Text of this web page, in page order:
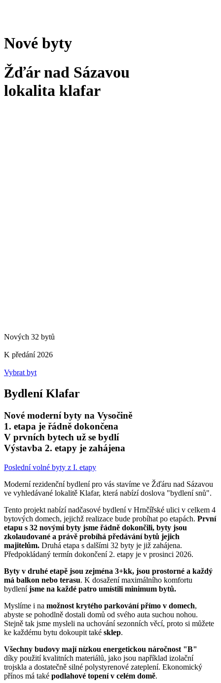
Nové byty
Žďár nad Sázavou
lokalita klafar
Nových 32 bytů
K předání 2026
Vybrat byt
Bydlení Klafar
Nové moderní byty na Vysočině
1. etapa je řádně dokončena
V prvních bytech už se bydlí
Výstavba 2. etapy je zahájena
Poslední volné byty z I. etapy
Moderní rezidenční bydlení pro vás stavíme ve Žďáru nad Sázavou
ve vyhledávané lokalitě Klafar, která nabízí doslova "bydlení snů".
Tento projekt nabízí nadčasové bydlení v Hrnčířské ulici v celkem 4
bytových domech, jejichž realizace bude probíhat po etapách. První
etapu s 32 novými byty jsme řádně dokončili, byty jsou
zkolaudované a právě probíhá předávání bytů jejich
majitelům. Druhá etapa s dalšími 32 byty je již zahájena.
Předpokládaný termín dokončení 2. etapy je v prosinci 2026.
Byty v druhé etapě jsou zejména 3+kk, jsou prostorné a každý
má balkon nebo terasu. K dosažení maximálního komfortu
bydleníjsme na každé patro umístili minimum bytů.
Myslíme i na možnost krytého parkování přímo v domech,
abyste se pohodlně dostali domů od svého auta suchou nohou.
Stejně tak jsme mysleli na uchování sezonních věcí, proto si můžete
ke každému bytu dokoupit také sklep.
Všechny budovy mají nízkou energetickou náročnost "B"
díky použití kvalitních materiálů, jako jsou například izolační
trojskla a dostatečně silné polystyrenové zateplení. Ekonomický
přínos má také podlahové topení v celém domě.